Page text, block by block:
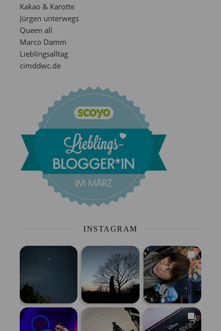
Kakao & Karotte
Jürgen unterwegs
Queen all
Marco Damm
Lieblingsalltag
cimddwc.de
INSTAGRAM